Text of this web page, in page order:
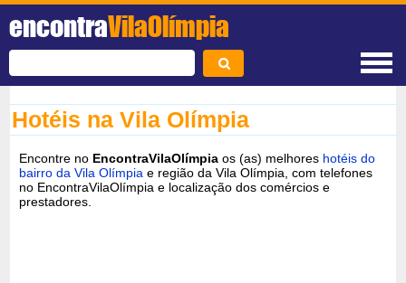
encontraVilaOlímpia
Hotéis na Vila Olímpia
Encontre no EncontraVilaOlímpia os (as) melhores hotéis do
bairro da Vila Olímpia e região da Vila Olímpia, com telefones
no EncontraVilaOlímpia e localização dos comércios e
prestadores.